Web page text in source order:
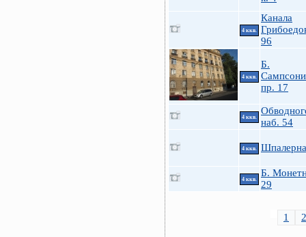
4 ккв.
Канала
96
4 ккв.
Б.
пр. 17
4 ккв.
наб. 54
4 ккв.
4 ккв.
Б.
29
1 2